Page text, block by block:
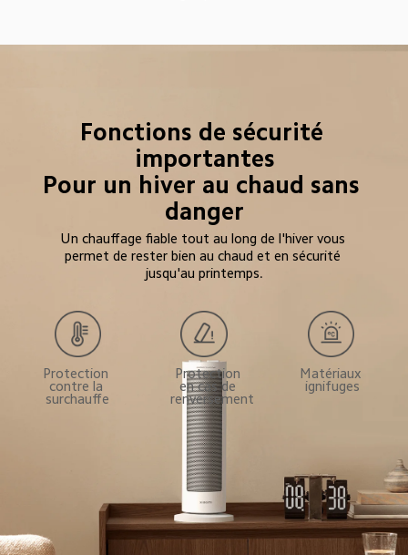
Fonctions de sécurité
importantes
Pour un hiver au chaud sans
danger
Un chauffage fiable tout au long de l'hiver vous
permet de rester bien au chaud et en sécurité
jusqu'au printemps.
Protection
contre la
surchauffe
Protection
en cas de
renversement
Matériaux
ignifuges